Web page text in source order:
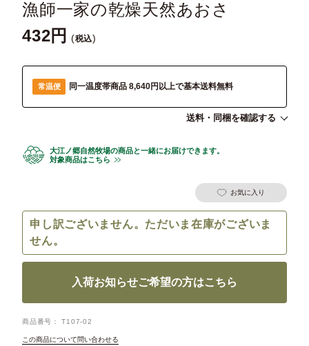
漁師一家の乾燥天然あおさ
432 税込
常温便 同一温度帯商品 8,640円以上で基本送料無料
送料・同梱を確認する
大江ノ郷自然牧場の商品と一緒にお届けできます。
対象商品はこちら
お気に入り
申し訳ございません。ただいま在庫がございま
せん。
入荷お知らせご希望の方はこちら
商品番号 T107-02
この商品について問い合わせる